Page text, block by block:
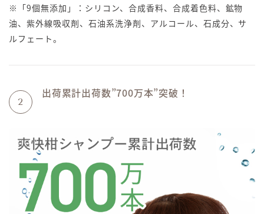
※「9個無添加」：シリコン、合成香料、合成着色料、鉱物
油、紫外線吸収剤、石油系洗浄剤、アルコール、石成分、サ
ルフェート。
2
出荷累計出荷数”700万本”突破！